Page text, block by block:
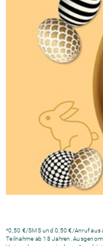
*0,50 €/SMS und 0,50 €/Anruf aus
Teilnahme ab 18 Jahren.